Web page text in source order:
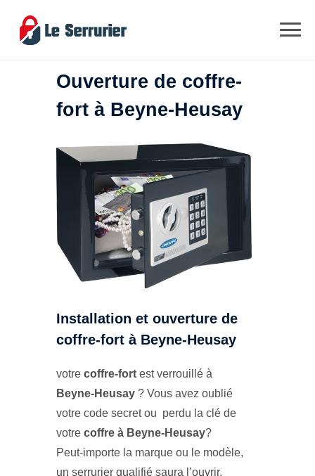
Ouverture de coffre-
fort à Beyne-Heusay
Installation et ouverture de
coffre-fort à Beyne-Heusay
votre coffre-fort est verrouillé à
Beyne-Heusay ? Vous avez oublié
votre code secret ou perdu la clé de
votre coffre à Beyne-Heusay?
Peut-importe la marque ou le modèle,
un serrurier qualifié saura l’ouvrir.